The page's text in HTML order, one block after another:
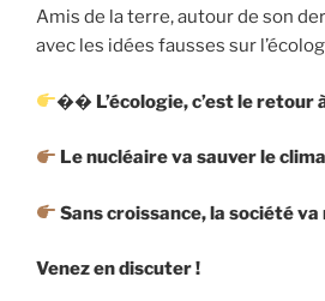
Amis de la terre, autour de son
avec les idées fausses sur
�� L’écologie, c’est le retour
Le nucléaire va sauver le
Sans croissance, la société
Venez en discuter !